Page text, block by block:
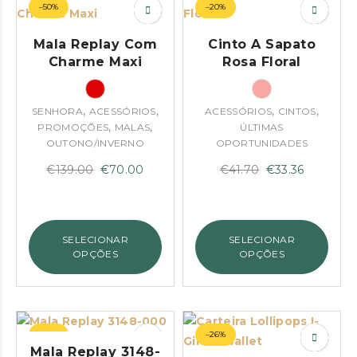
–50%
Mala Replay Com
Charme Maxi
SENHORA, ACESSÓRIOS,
PROMOÇÕES, MALAS,
OUTONO/INVERNO
€139.00 O
€139.00.
€70.00
é:
€70.00.
SELECIONAR
OPÇÕES
–20%
Cinto A Sapato
Rosa Floral
ACESSÓRIOS, CINTOS,
ÚLTIMAS
OPORTUNIDADES
€41.70 O
€41.70.
€33.36
é:
€33.36.
SELECIONAR
OPÇÕES
–34%
Mala Replay 3148-
–26%